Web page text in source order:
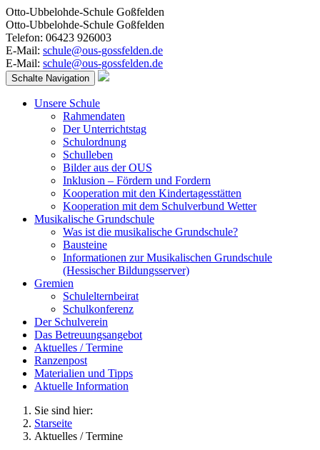
Otto-Ubbelohde-Schule Goßfelden
Otto-Ubbelohde-Schule Goßfelden
Telefon: 06423 926003
E-Mail: schule@ous-gossfelden.de
E-Mail: schule@ous-gossfelden.de
Schalte Navigation
Unsere Schule
Rahmendaten
Der Unterrichtstag
Schulordnung
Schulleben
Bilder aus der OUS
Inklusion – Fördern und Fordern
Kooperation mit den Kindertagesstätten
Kooperation mit dem Schulverbund Wetter
Musikalische Grundschule
Was ist die musikalische Grundschule?
Bausteine
Informationen zur Musikalischen Grundschule
(Hessischer Bildungsserver)
Gremien
Schulelternbeirat
Schulkonferenz
Der Schulverein
Das Betreuungsangebot
Aktuelles / Termine
Ranzenpost
Materialien und Tipps
Aktuelle Information
Sie sind hier:
Starseite
Aktuelles / Termine